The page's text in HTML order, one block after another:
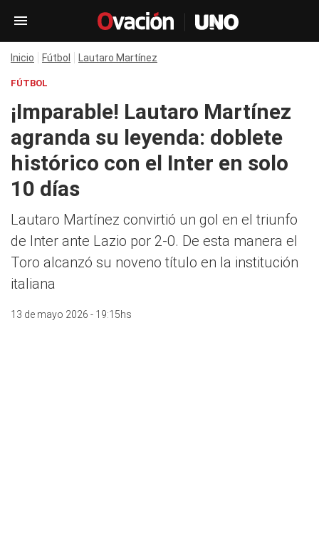
Inicio Fútbol Lautaro Martínez
FÚTBOL
¡Imparable! Lautaro Martínez
agranda su leyenda: doblete
histórico con el Inter en solo
10 días
Lautaro Martínez convirtió un gol en el triunfo
de Inter ante Lazio por 2-0. De esta manera el
Toro alcanzó su noveno título en la institución
italiana
13 de mayo 2026 - 19:15hs